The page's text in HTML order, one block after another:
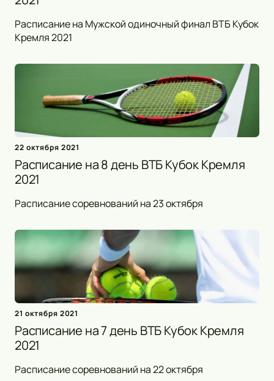
Расписание на Мужской одиночный финал ВТБ Кубок
Кремля 2021
22 октября 2021
Расписание на 8 день ВТБ Кубок Кремля
2021
Расписание соревнований на 23 октября
21 октября 2021
Расписание на 7 день ВТБ Кубок Кремля
2021
Расписание соревнований на 22 октября